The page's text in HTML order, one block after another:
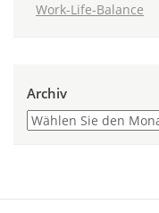
Work-Life-Balance
Archiv